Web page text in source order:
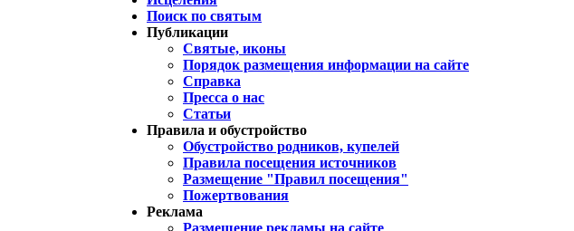
Поиск по святым
Публикации
Святые, иконы
Порядок размещения информации на сайте
Справка
Пресса о нас
Статьи
Правила и обустройство
Обустройство родников, купелей
Правила посещения источников
Размещение "Правил посещения"
Пожертвования
Реклама